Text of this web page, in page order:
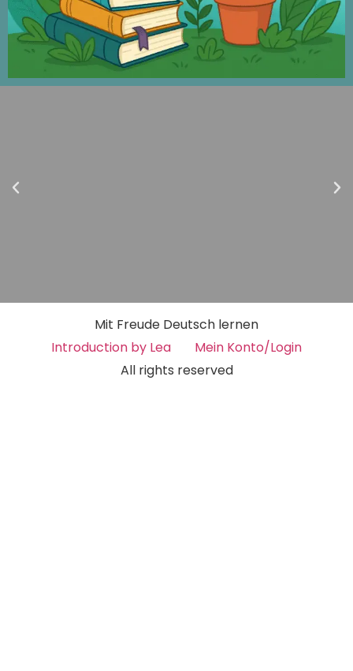
Mit Freude Deutsch lernen
Introduction by Lea
Mein Konto/Login
All rights reserved